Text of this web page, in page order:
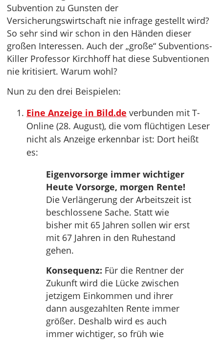
Subvention zu Gunsten der
Versicherungswirtschaft nie infrage gestellt wird?
So sehr sind wir schon in den Händen dieser
großen Interessen. Auch der „große“ Subventions-
Killer Professor Kirchhoff hat diese Subventionen
nie kritisiert. Warum wohl?
Nun zu den drei Beispielen:
Eine Anzeige in Bild.de verbunden mit T-
Online (28. August), die vom flüchtigen Leser
nicht als Anzeige erkennbar ist: Dort heißt
es:
Eigenvorsorge immer wichtiger
Heute Vorsorge, morgen Rente!
Die Verlängerung der Arbeitszeit ist
beschlossene Sache. Statt wie
bisher mit 65 Jahren sollen wir erst
mit 67 Jahren in den Ruhestand
gehen.
Konsequenz: Für die Rentner der
Zukunft wird die Lücke zwischen
jetzigem Einkommen und ihrer
dann ausgezahlten Rente immer
größer. Deshalb wird es auch
immer wichtiger, so früh wie